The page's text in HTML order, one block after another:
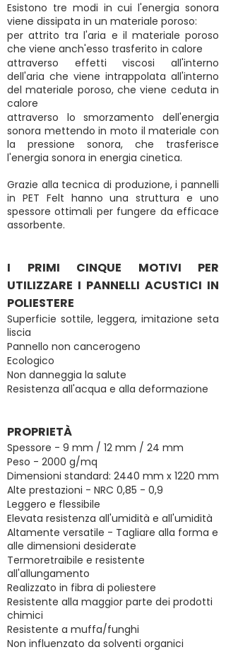
Esistono tre modi in cui l'energia sonora
viene dissipata in un materiale poroso:
per attrito tra l'aria e il materiale poroso
che viene anch'esso trasferito in calore
attraverso effetti viscosi all'interno
dell'aria che viene intrappolata all'interno
del materiale poroso, che viene ceduta in
calore
attraverso lo smorzamento dell'energia
sonora mettendo in moto il materiale con
la pressione sonora, che trasferisce
l'energia sonora in energia cinetica.
Grazie alla tecnica di produzione, i pannelli
in PET Felt hanno una struttura e uno
spessore ottimali per fungere da efficace
assorbente.
I PRIMI CINQUE MOTIVI PER
UTILIZZARE I PANNELLI ACUSTICI IN
POLIESTERE
Superficie sottile, leggera, imitazione seta
liscia
Pannello non cancerogeno
Ecologico
Non danneggia la salute
Resistenza all'acqua e alla deformazione
PROPRIETÀ
Spessore - 9 mm / 12 mm / 24 mm
Peso - 2000 g/mq
Dimensioni standard: 2440 mm x 1220 mm
Alte prestazioni - NRC 0,85 - 0,9
Leggero e flessibile
Elevata resistenza all'umidità e all'umidità
Altamente versatile - Tagliare alla forma e
alle dimensioni desiderate
Termoretraibile e resistente
all'allungamento
Realizzato in fibra di poliestere
Resistente alla maggior parte dei prodotti
chimici
Resistente a muffa/funghi
Non influenzato da solventi organici